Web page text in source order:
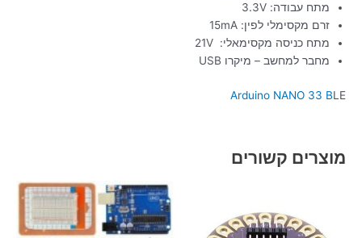
מתח עבודה: 3.3V
זרם מקסימלי לפין: 15mA
מתח כניסה מקסימאלי: 21V
מחבר למחשב – מיקרו USB
Arduino NANO 33 BLE
מוצרים קשורים